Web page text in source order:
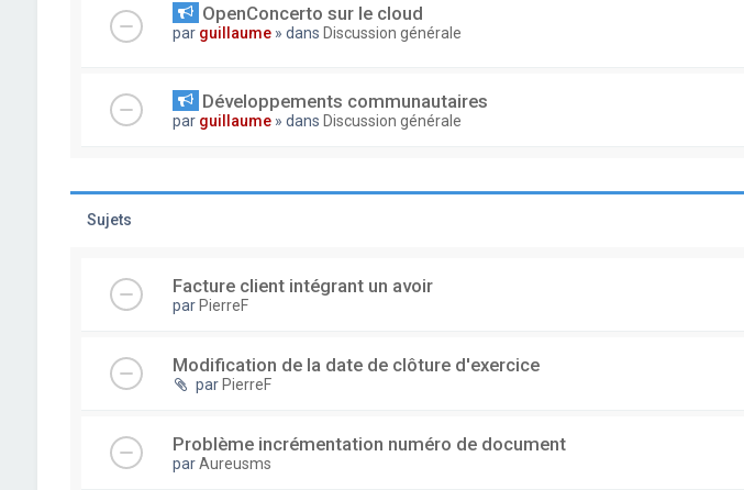
OpenConcerto sur le cloud
par guillaume » dans Discussion générale
Développements communautaires
par guillaume » dans Discussion générale
Sujets
Facture client intégrant un avoir
par PierreF
Modification de la date de clôture d'exercice
par PierreF
Problème incrémentation numéro de document
parAureusms